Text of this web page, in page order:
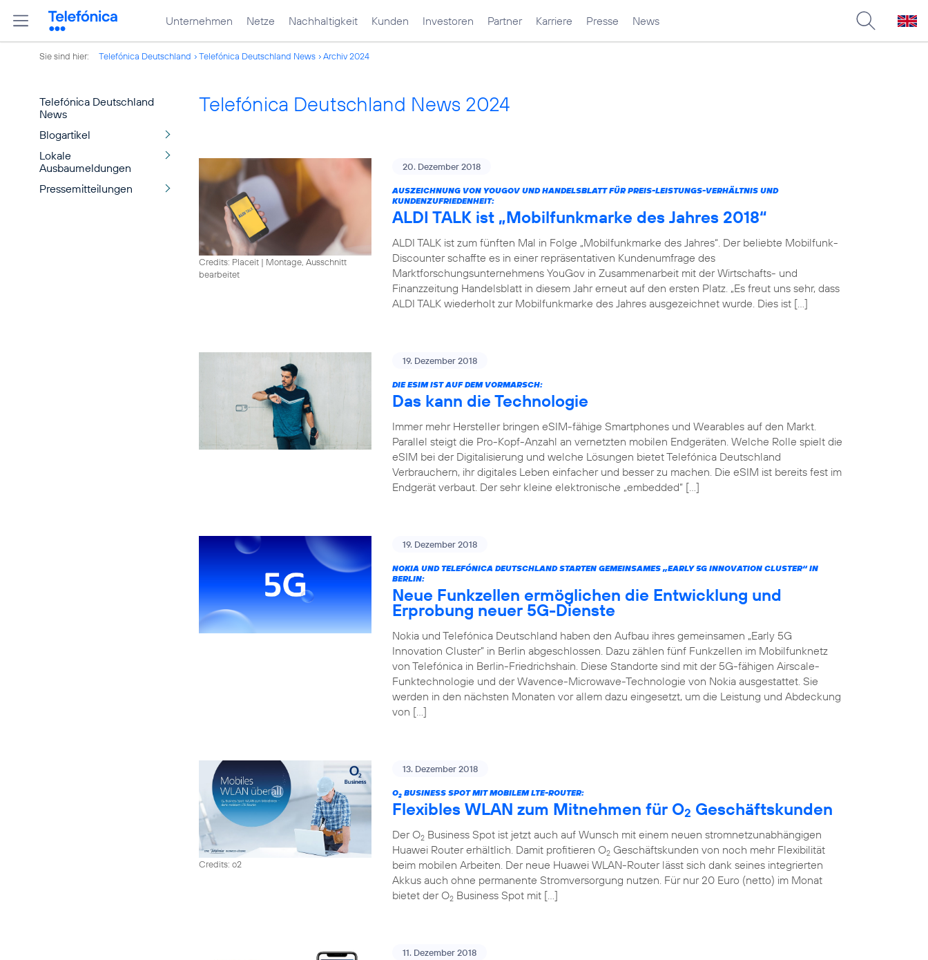
Unternehmen Netze Nachhaltigkeit Kunden Investoren Partner Karriere Presse News
Sie sind hier: Telefónica Deutschland Telefónica Deutschland News Archiv 2024
Telefónica Deutschland
News
Blogartikel
Lokale
Ausbaumeldungen
Pressemitteilungen
Telefónica Deutschland News 2024
Credits: Placeit | Montage, Ausschnitt
bearbeitet
20. Dezember 2018
AUSZEICHNUNG VON YOUGOV UND HANDELSBLATT FÜR PREIS-LEISTUNGS-VERHÄLTNIS UND
KUNDENZUFRIEDENHEIT:
ALDI TALK ist „Mobilfunkmarke des Jahres 2018“
ALDI TALK ist zum fünften Mal in Folge „Mobilfunkmarke des Jahres“. Der beliebte Mobilfunk-
Discounter schaffte es in einer repräsentativen Kundenumfrage des
Marktforschungsunternehmens YouGov in Zusammenarbeit mit der Wirtschafts- und
Finanzzeitung Handelsblatt in diesem Jahr erneut auf den ersten Platz. „Es freut uns sehr, dass
ALDI TALK wiederholt zur Mobilfunkmarke des Jahres ausgezeichnet wurde. Dies ist […]
19. Dezember 2018
DIE ESIM IST AUF DEM VORMARSCH:
Das kann die Technologie
Immer mehr Hersteller bringen eSIM-fähige Smartphones und Wearables auf den Markt.
Parallel steigt die Pro-Kopf-Anzahl an vernetzten mobilen Endgeräten. Welche Rolle spielt die
eSIM bei der Digitalisierung und welche Lösungen bietet Telefónica Deutschland
Verbrauchern, ihr digitales Leben einfacher und besser zu machen. Die eSIM ist bereits fest im
Endgerät verbaut. Der sehr kleine elektronische „embedded“ […]
19. Dezember 2018
NOKIA UND TELEFÓNICA DEUTSCHLAND STARTEN GEMEINSAMES „EARLY 5G INNOVATION CLUSTER“ IN
BERLIN:
Neue Funkzellen ermöglichen die Entwicklung und
Erprobung neuer 5G-Dienste
Nokia und Telefónica Deutschland haben den Aufbau ihres gemeinsamen „Early 5G
Innovation Cluster” in Berlin abgeschlossen. Dazu zählen fünf Funkzellen im Mobilfunknetz
von Telefónica in Berlin-Friedrichshain. Diese Standorte sind mit der 5G-fähigen Airscale-
Funktechnologie und der Wavence-Microwave-Technologie von Nokia ausgestattet. Sie
werden in den nächsten Monaten vor allem dazu eingesetzt, um die Leistung und Abdeckung
von […]
Credits: o2
13. Dezember 2018
O2 BUSINESS SPOT MIT MOBILEM LTE-ROUTER:
Flexibles WLAN zum Mitnehmen für O2 Geschäftskunden
Der O2 Business Spot ist jetzt auch auf Wunsch mit einem neuen stromnetzunabhängigen
Huawei Router erhältlich. Damit profitieren O2 Geschäftskunden von noch mehr Flexibilität
beim mobilen Arbeiten. Der neue Huawei WLAN-Router lässt sich dank seines integrierten
Akkus auch ohne permanente Stromversorgung nutzen. Für nur 20 Euro (netto) im Monat
bietet der O2 Business Spot mit […]
11. Dezember 2018